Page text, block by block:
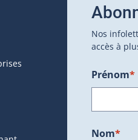
externe s'ouvrira dans une
Nos
accès à
Prénom*
Nom*